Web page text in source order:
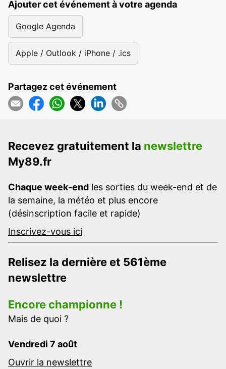
Ajouter cet événement à votre agenda
Google Agenda
Apple / Outlook / iPhone / .ics
Partagez cet événement
Recevez gratuitement la newslettre
My89.fr
Chaque week-end les sorties du week-end et de
la semaine, la météo et plus encore
(désinscription facile et rapide)
Inscrivez-vous ici
Relisez la dernière et 561ème
newslettre
Encore championne !
Mais de quoi ?
Vendredi 7 août
Ouvrir la newslettre